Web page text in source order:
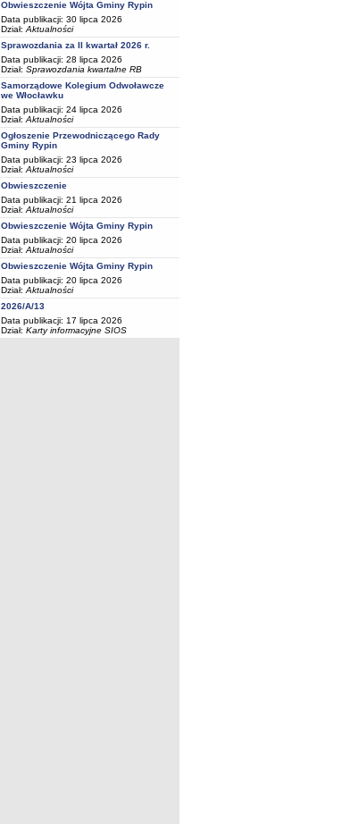
Obwieszczenie Wójta Gminy Rypin
Data publikacji: 30 lipca 2026
Dział: Aktualności
Sprawozdania za II kwartał 2026 r.
Data publikacji: 28 lipca 2026
Dział: Sprawozdania kwartalne RB
Samorządowe Kolegium Odwoławcze
we Włocławku
Data publikacji: 24 lipca 2026
Dział: Aktualności
Ogłoszenie Przewodniczącego Rady
Gminy Rypin
Data publikacji: 23 lipca 2026
Dział: Aktualności
Obwieszczenie
Data publikacji: 21 lipca 2026
Dział: Aktualności
Obwieszczenie Wójta Gminy Rypin
Data publikacji: 20 lipca 2026
Dział: Aktualności
Obwieszczenie Wójta Gminy Rypin
Data publikacji: 20 lipca 2026
Dział: Aktualności
2026/A/13
Data publikacji: 17 lipca 2026
Dział: Karty informacyjne SIOS